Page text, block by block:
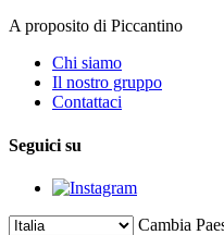
A proposito di Piccantino
Chi siamo
Il nostro gruppo
Contattaci
Seguici su
Cambia